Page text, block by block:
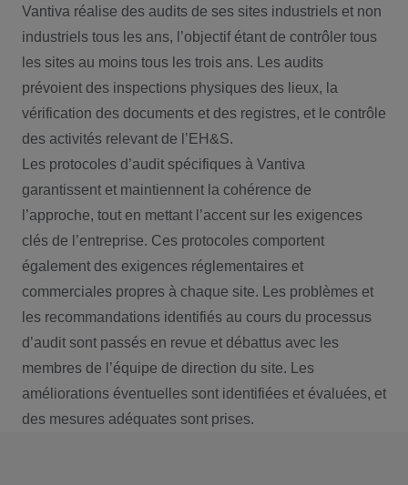
Vantiva réalise des audits de ses sites industriels et non
industriels tous les ans, l’objectif étant de contrôler tous
les sites au moins tous les trois ans. Les audits
prévoient des inspections physiques des lieux, la
vérification des documents et des registres, et le contrôle
des activités relevant de l’EH&S.
Les protocoles d’audit spécifiques à Vantiva
garantissent et maintiennent la cohérence de
l’approche, tout en mettant l’accent sur les exigences
clés de l’entreprise. Ces protocoles comportent
également des exigences réglementaires et
commerciales propres à chaque site. Les problèmes et
les recommandations identifiés au cours du processus
d’audit sont passés en revue et débattus avec les
membres de l’équipe de direction du site. Les
améliorations éventuelles sont identifiées et évaluées, et
des mesures adéquates sont prises.